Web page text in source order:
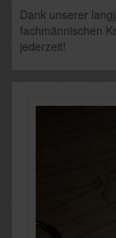
Dank unserer
fachmännischen
jederzeit!